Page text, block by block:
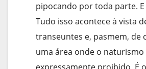
pipocando por toda parte.
Tudo isso acontece à vista
transeuntes e, pasmem, de
uma área onde o naturismo